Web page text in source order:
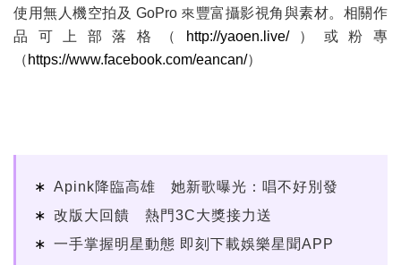
使用無人機空拍及 GoPro 來豐富攝影視角與素材。相關作
品可上部落格（
http://yaoen.live/）或粉專
（ https://www.facebook.com/eancan/）
Apink降臨高雄 她新歌曝光：唱不好別發
改版大回饋 熱門3C大獎接力送
一手掌握明星動態 即刻下載娛樂星聞APP